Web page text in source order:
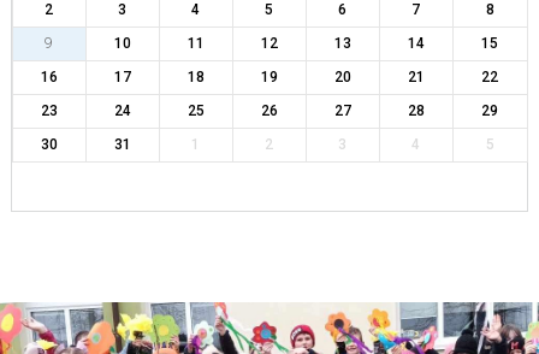
2
3 4 5 6 7
8
9
10 11 12 13 14
15
16
17 18 19 20 21
22
23
24 25 26 27 28
29
30
31 1 2 3 4 5